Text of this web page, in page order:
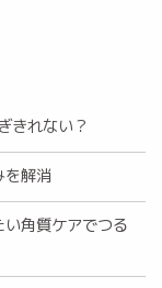
きれない？
を解消
角質ケアでつる